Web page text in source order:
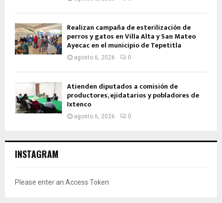
Realizan campaña de esterilización de
perros y gatos en Villa Alta y San Mateo
Ayecac en el municipio de Tepetitla
agosto 6, 2026 0
Atienden diputados a comisión de
productores, ejidatarios y pobladores de
Ixtenco
agosto 6, 2026 0
INSTAGRAM
Please enter an Access Token